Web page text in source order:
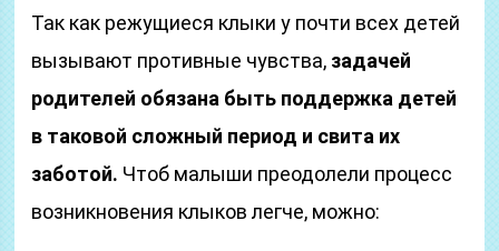
Так как режущиеся клыки у почти всех детей
вызывают противные чувства, задачей
родителей обязана быть поддержка детей
в таковой сложный период и свита их
заботой. Чтоб малыши преодолели процесс
возникновения клыков легче, можно: